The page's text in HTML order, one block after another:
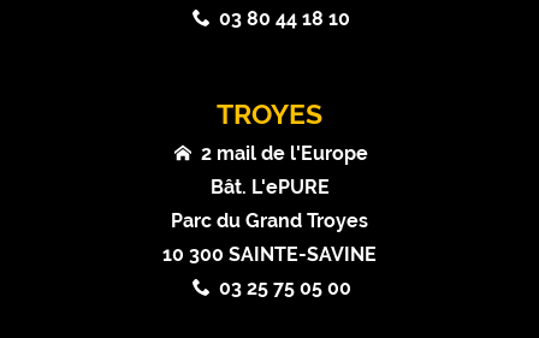
03 80 44 18 10
TROYES
2 mail de l'Europe
Bât. L'ePURE
Parc du Grand Troyes
10 300 SAINTE-SAVINE
03 25 75 05 00